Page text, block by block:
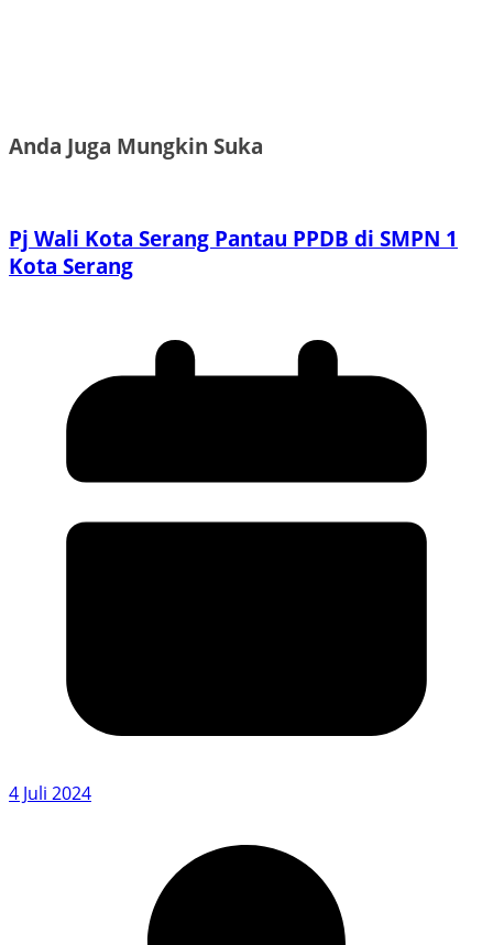
Anda Juga Mungkin Suka
Pj Wali Kota Serang Pantau PPDB di SMPN 1
Kota Serang
4 Juli 2024